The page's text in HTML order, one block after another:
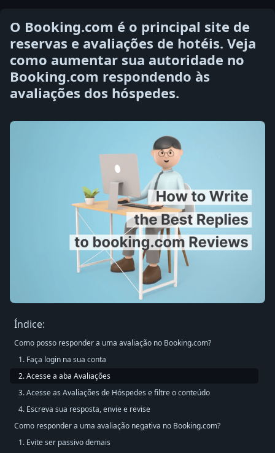
O Booking.com é o principal site de
reservas e avaliações de hotéis. Veja
como aumentar sua autoridade no
Booking.com respondendo às
avaliações dos hóspedes.
Índice:
Como posso responder a uma avaliação no Booking.com?
1. Faça login na sua conta
2. Acesse a aba Avaliações
3. Acesse as Avaliações de Hóspedes e filtre o conteúdo
4. Escreva sua resposta, envie e revise
Como responder a uma avaliação negativa no Booking.com?
1. Evite ser passivo demais